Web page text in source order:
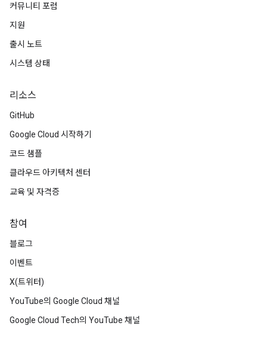
커뮤니티 포럼
지원
출시 노트
시스템 상태
리소스
GitHub
Google Cloud 시작하기
코드 샘플
클라우드 아키텍처 센터
교육 및 자격증
참여
블로그
이벤트
X(트위터)
YouTube의 Google Cloud 채널
Google Cloud Tech의 YouTube 채널